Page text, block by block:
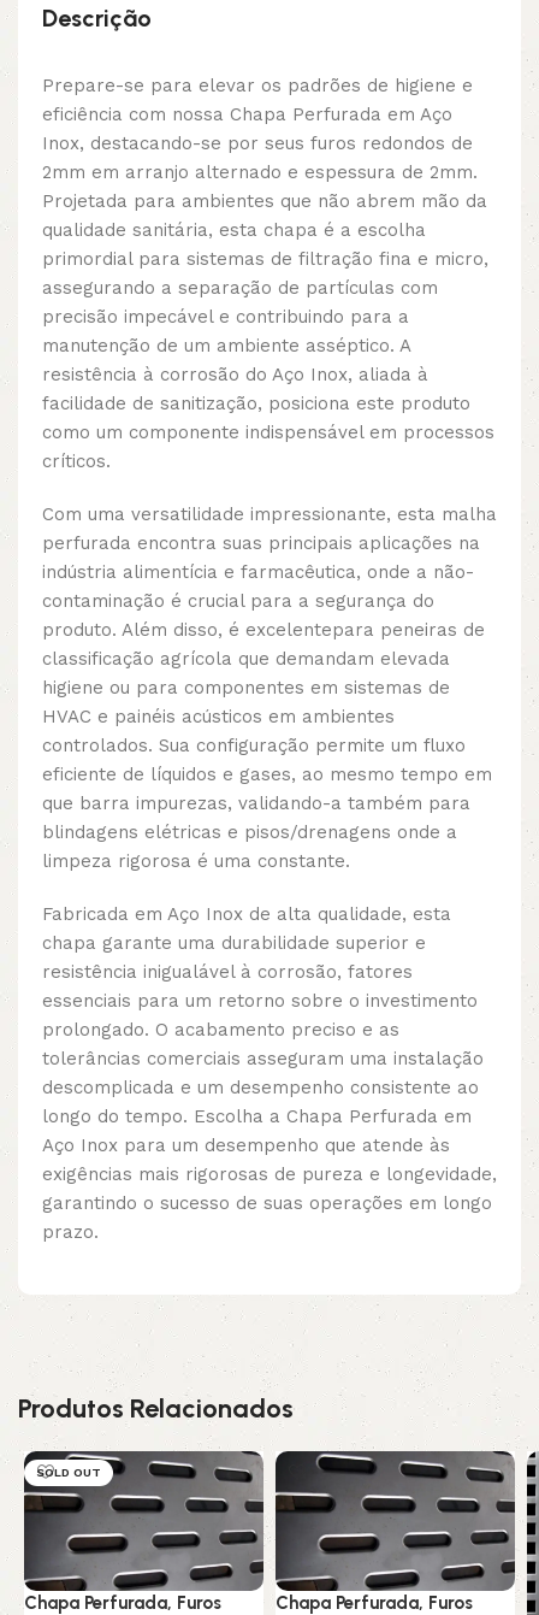
Descrição
Prepare-se para elevar os padrões de higiene e
eficiência com nossa Chapa Perfurada em Aço
Inox, destacando-se por seus furos redondos de
2mm em arranjo alternado e espessura de 2mm.
Projetada para ambientes que não abrem mão da
qualidade sanitária, esta chapa é a escolha
primordial para sistemas de filtração fina e micro,
assegurando a separação de partículas com
precisão impecável e contribuindo para a
manutenção de um ambiente asséptico. A
resistência à corrosão do Aço Inox, aliada à
facilidade de sanitização, posiciona este produto
como um componente indispensável em processos
críticos.
Com uma versatilidade impressionante, esta malha
perfurada encontra suas principais aplicações na
indústria alimentícia e farmacêutica, onde a não-
contaminação é crucial para a segurança do
produto. Além disso, é excelentepara peneiras de
classificação agrícola que demandam elevada
higiene ou para componentes em sistemas de
HVAC e painéis acústicos em ambientes
controlados. Sua configuração permite um fluxo
eficiente de líquidos e gases, ao mesmo tempo em
que barra impurezas, validando-a também para
blindagens elétricas e pisos/drenagens onde a
limpeza rigorosa é uma constante.
Fabricada em Aço Inox de alta qualidade, esta
chapa garante uma durabilidade superior e
resistência inigualável à corrosão, fatores
essenciais para um retorno sobre o investimento
prolongado. O acabamento preciso e as
tolerâncias comerciais asseguram uma instalação
descomplicada e um desempenho consistente ao
longo do tempo. Escolha a Chapa Perfurada em
Aço Inox para um desempenho que atende às
exigências mais rigorosas de pureza e longevidade,
garantindo o sucesso de suas operações em longo
prazo.
Produtos Relacionados
SOLD OUT
Chapa Perfurada, Furos
Chapa Perfurada, Furos